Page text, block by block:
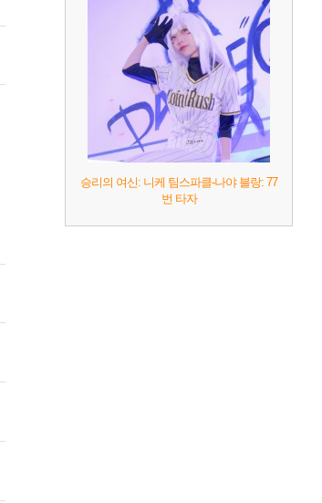
승리의 여신: 니케 팀스파클-나야 블랑: 77
번 타자